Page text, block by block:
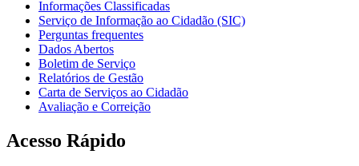
Informações Classificadas
Serviço de Informação ao Cidadão (SIC)
Perguntas frequentes
Dados Abertos
Boletim de Serviço
Relatórios de Gestão
Carta de Serviços ao Cidadão
Avaliação e Correição
Acesso Rápido